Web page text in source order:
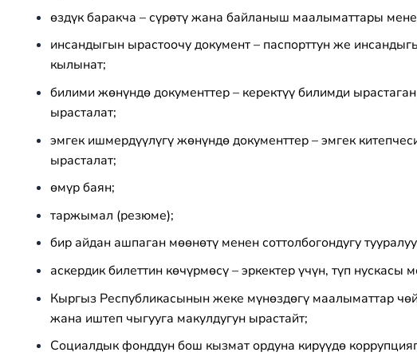
өздүк баракча – сүрөтү жана байланыш маалыматтары
инсандыгын ырастоочу документ – паспорттун же
кылынат;
билими жөнүндө документтер – керектүү билимди
ырасталат;
эмгек ишмердүүлүгү жөнүндө документтер – эмгек
ырасталат;
өмүр баян;
таржымал (резюме);
бир айдан ашпаган мөөнөтү менен соттолбогондугу
аскердик билеттин көчүрмөсү – эркектер үчүн, түп
Кыргыз Республикасынын жеке мүнөздөгү маалыматтар
жана иштеп чыгууга макулдугун ырастайт;
Социалдык фонддун бош кызмат ордуна кирүүдө